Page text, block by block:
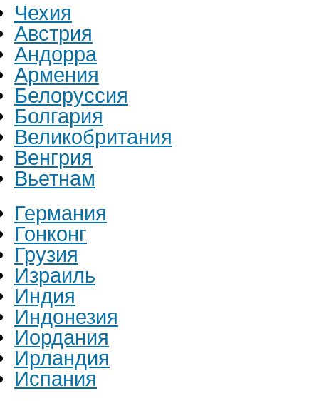
Чехия
Австрия
Андорра
Армения
Белоруссия
Болгария
Великобритания
Венгрия
Вьетнам
Германия
Гонконг
Грузия
Израиль
Индия
Индонезия
Иордания
Ирландия
Испания